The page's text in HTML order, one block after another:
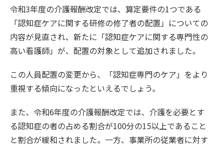
令和3年度の介護報酬改定では、算定要件の1つである
「認知症ケアに関する研修の修了者の配置」についての
内容が見直され、新たに「認知症ケアに関する専門性の
高い看護師」が、配置の対象として追加されました。
この人員配置の変更から、「認知症専門のケア」をより
重視する傾向になったといえるでしょう。
また、令和6年度の介護報酬改定では、介護を必要とす
る認知症の者の占める割合が100分の15以上であること
と割合が緩和されました。一方、事業所の従業者に対す